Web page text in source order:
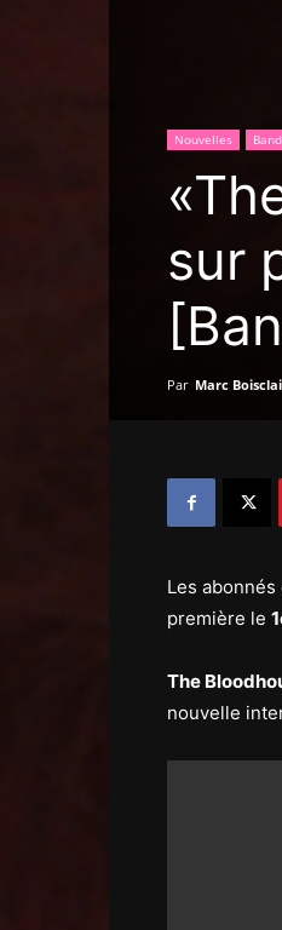
Nouvelles
sur
Par Marc
Les
première le
The
nouvelle